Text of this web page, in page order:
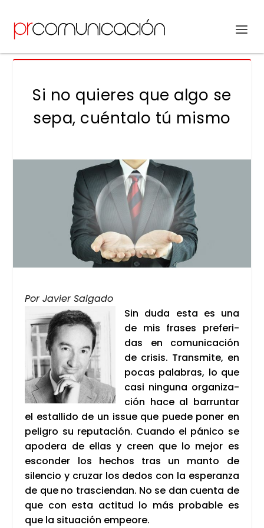
Si no quieres que algo se
sepa, cuéntalo tú mismo
Por Javier Sal­ga­do
Sin duda esta es una
de mis fra­ses pre­fe­ri­
das en comu­ni­ca­ción
de cri­sis. Trans­mi­te, en
pocas pala­bras, lo que
casi nin­gu­na orga­ni­za­
ción hace al barrun­tar
el esta­lli­do de un issue que pue­de poner en
peli­gro su repu­tación. Cuan­do el páni­co se
apo­de­ra de ellas y creen que lo mejor es
escon­der los hechos tras un man­to de
silen­cio y cru­zar los dedos con la espe­ran­za
de que no tras­cien­dan. No se dan cuen­ta de
que con esta acti­tud lo más pro­ba­ble es
que la situa­ción empeo­re.